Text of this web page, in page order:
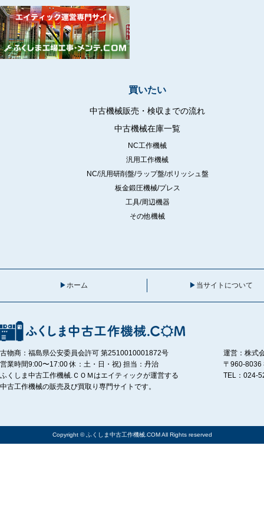
買いたい
中古機械販売・検収までの流れ
中古機械在庫一覧
NC工作機械
汎用工作機械
NC/汎用研削盤/ラップ盤/ポリッシュ盤
板金鍛圧機械/プレス
工具/周辺機器
その他機械
ホーム 当サイトについて
古物商：福島県公安委員会許可 第2510010001872号
営業時間9:00〜17:00 休：土・日・祝) 担当：丹治
ふくしま中古工作機械.ＣＯＭはエイティックが運営する
中古工作機械の販売及び買取り専門サイトです。
運営：株式
〒960-8036
TEL：024-
Copyright © ふくしま中古工作機械.COM All Rights reserved